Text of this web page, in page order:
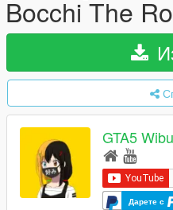
Bocchi The
GTA5 Wibu
Дарете с